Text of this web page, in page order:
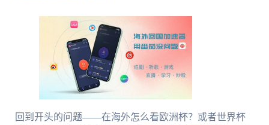
回到开头的问题——在海外怎么看欧洲杯？或者世界杯